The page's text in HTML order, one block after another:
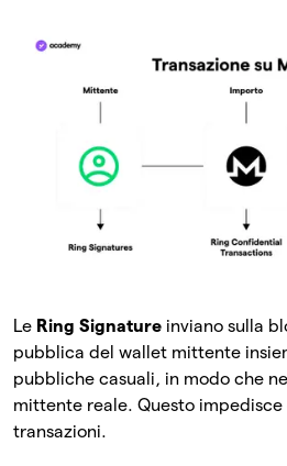
Le Ring Signature inviano sulla
pubblica del wallet mittente
pubbliche casuali, in modo che
mittente reale. Questo
transazioni.